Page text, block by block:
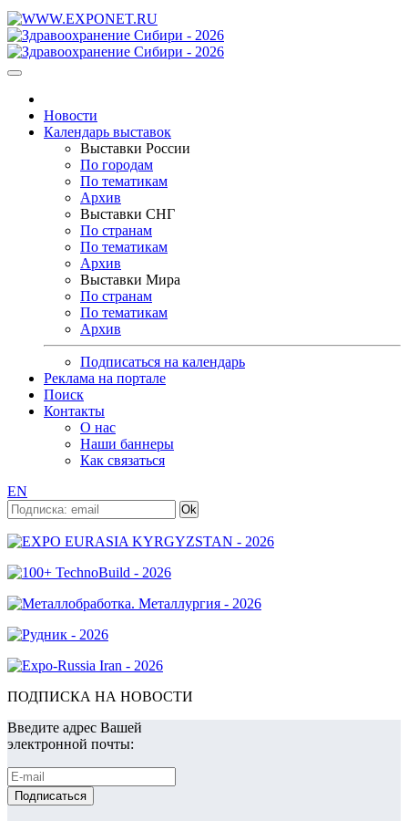
Новости
Календарь выставок
Выставки России
По городам
По тематикам
Архив
Выставки СНГ
По странам
По тематикам
Архив
Выставки Мира
По странам
По тематикам
Архив
Подписаться на календарь
Реклама на портале
Поиск
Контакты
О нас
Наши баннеры
Как связаться
EN
ПОДПИСКА НА НОВОСТИ
Введите адрес Вашей
электронной почты: